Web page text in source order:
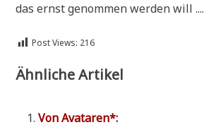
das ernst genom­men wer­den will ....
Post Views: 216
Ähnliche Artikel
Von Ava­ta­ren*: